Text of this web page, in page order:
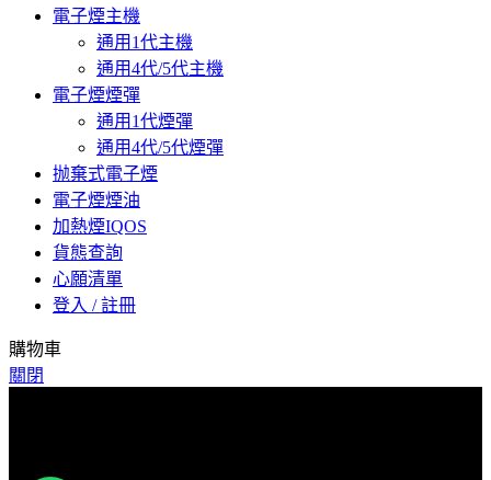
電子煙主機
通用1代主機
通用4代/5代主機
電子煙煙彈
通用1代煙彈
通用4代/5代煙彈
抛棄式電子煙
電子煙煙油
加熱煙IQOS
貨態查詢
心願清單
登入 / 註冊
購物車
關閉